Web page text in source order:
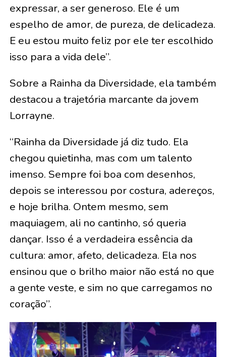
expressar, a ser generoso. Ele é um
espelho de amor, de pureza, de delicadeza.
E eu estou muito feliz por ele ter escolhido
isso para a vida dele”.
Sobre a Rainha da Diversidade, ela também
destacou a trajetória marcante da jovem
Lorrayne.
“Rainha da Diversidade já diz tudo. Ela
chegou quietinha, mas com um talento
imenso. Sempre foi boa com desenhos,
depois se interessou por costura, adereços,
e hoje brilha. Ontem mesmo, sem
maquiagem, ali no cantinho, só queria
dançar. Isso é a verdadeira essência da
cultura: amor, afeto, delicadeza. Ela nos
ensinou que o brilho maior não está no que
a gente veste, e sim no que carregamos no
coração”.